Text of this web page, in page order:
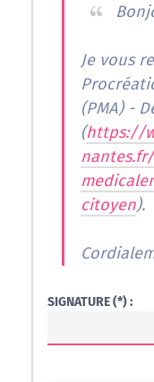
Je vous
(PMA) -
(https://
citoyen).
SIGNATURE (*) :